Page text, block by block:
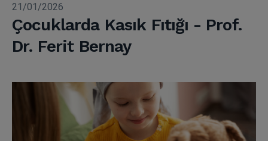
21/01/2026
Çocuklarda Kasık Fıtığı - Prof.
Dr. Ferit Bernay